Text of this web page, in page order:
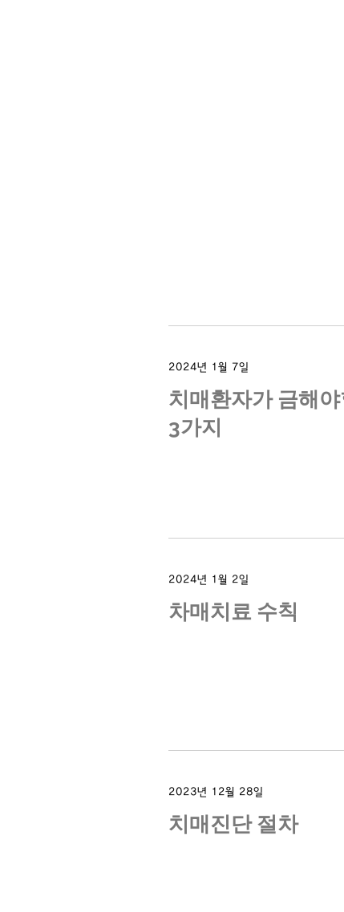
2024년 1월 7일
치매환자가 금해
3가지
2024년 1월 2일
차매치료 수칙
2023년 12월 28일
치매진단 절차